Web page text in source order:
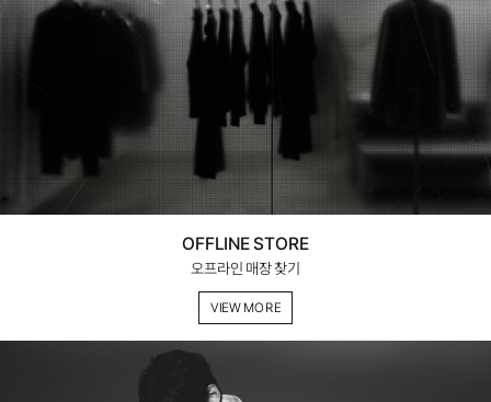
OFFLINE STORE
오프라인 매장 찾기
VIEW MORE